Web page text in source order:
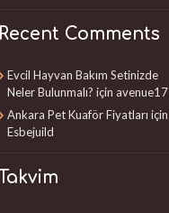
Recent Comments
Evcil Hayvan Bakım Setinizde
Neler Bulunmalı? için avenue17
Ankara Pet Kuaför Fiyatları için
Esbejuild
Takvim